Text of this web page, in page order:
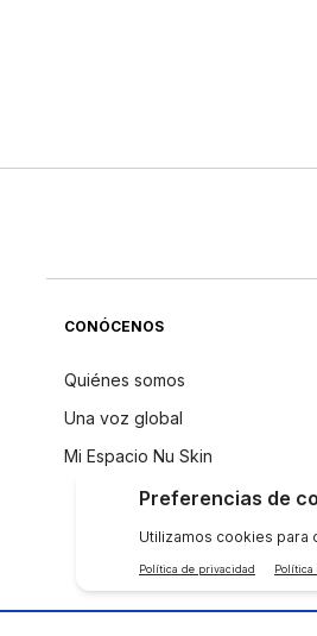
CONÓCENOS
Quiénes somos
Una voz global
Mi Espacio Nu Skin